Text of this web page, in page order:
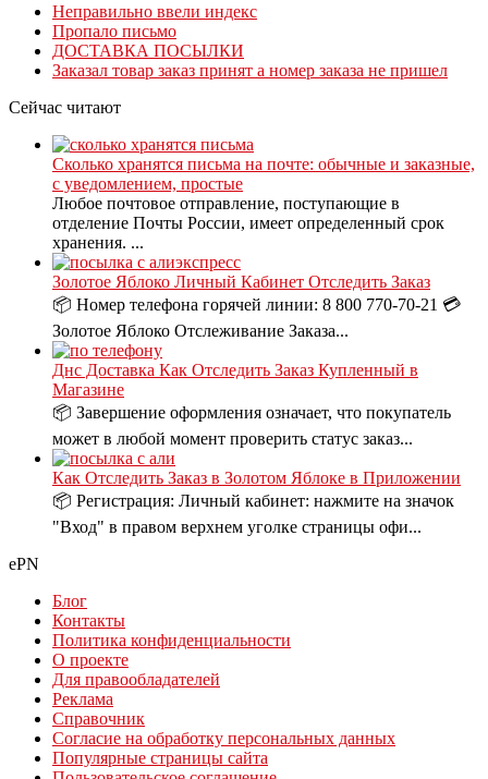
Неправильно ввели индекс
Пропало письмо
ДОСТАВКА ПОСЫЛКИ
Заказал товар заказ принят а номер заказа не пришел
Сейчас читают
Сколько хранятся письма на почте: обычные и заказные,
с уведомлением, простые
Любое почтовое отправление, поступающие в
отделение Почты России, имеет определенный срок
хранения. ...
Золотое Яблоко Личный Кабинет Отследить Заказ
📦 Номер телефона горячей линии: 8 800 770-70-21 💳
Золотое Яблоко Отслеживание Заказа...
Днс Доставка Как Отследить Заказ Купленный в
Магазине
📦 Завершение оформления означает, что покупатель
может в любой момент проверить статус заказ...
Как Отследить Заказ в Золотом Яблоке в Приложении
📦 Регистрация: Личный кабинет: нажмите на значок
"Вход" в правом верхнем уголке страницы офи...
ePN
Блог
Контакты
Политика конфиденциальности
О проекте
Для правообладателей
Реклама
Справочник
Согласие на обработку персональных данных
Популярные страницы сайта